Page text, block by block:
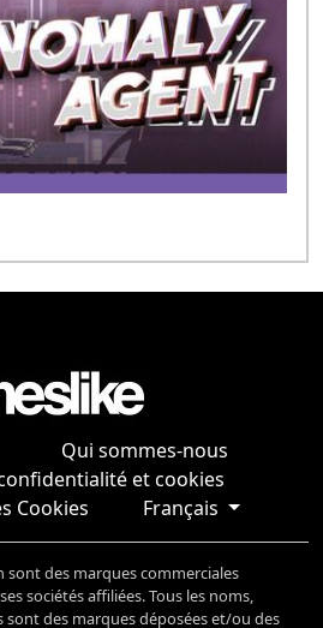
Qui sommes-nous
et cookies
Cookies
Français
sont des marques commerciales
sociétés affiliées. Tous les noms,
sont des marques déposées et/ou des